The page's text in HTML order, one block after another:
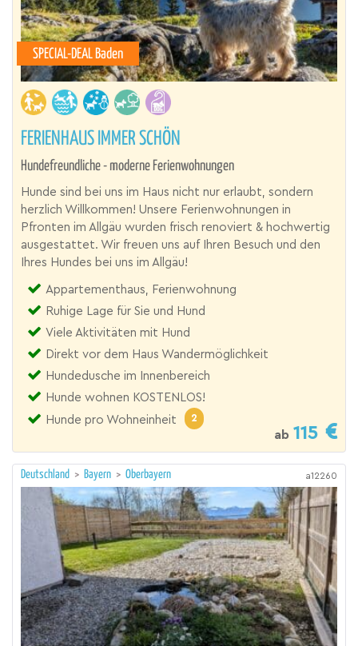
SPECIAL-DEAL Baden
FERIENHAUS IMMER SCHÖN
Hundefreundliche - moderne Ferienwohnungen
Hunde sind bei uns im Haus nicht nur erlaubt, sondern
herzlich Willkommen! Unsere Ferienwohnungen in
Pfronten im Allgäu wurden frisch renoviert & hochwertig
ausgestattet. Wir freuen uns auf Ihren Besuch und den
Ihres Hundes bei uns im Allgäu!
Appartementhaus, Ferienwohnung
Ruhige Lage für Sie und Hund
Viele Aktivitäten mit Hund
Direkt vor dem Haus Wandermöglichkeit
Hundedusche im Innenbereich
Hunde wohnen KOSTENLOS!
Hunde pro Wohneinheit
2
ab 115
Deutschland > Bayern > Oberbayern a12260